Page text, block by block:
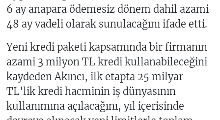
6 ay anapara ödemesiz dönem dahil azami
48 ay vadeli olarak sunulacağını ifade etti.
Yeni kredi paketi kapsamında bir firmanın
azami 3 milyon TL kredi kullanabileceğini
kaydeden Akıncı, ilk etapta 25 milyar
TL'lik kredi hacminin iş dünyasının
kullanımına açılacağını, yıl içerisinde